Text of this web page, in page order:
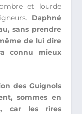
et lourde
Daphné
sans prendre
de lui dire
connu mieux
des Guignols
sommes en
car les rires